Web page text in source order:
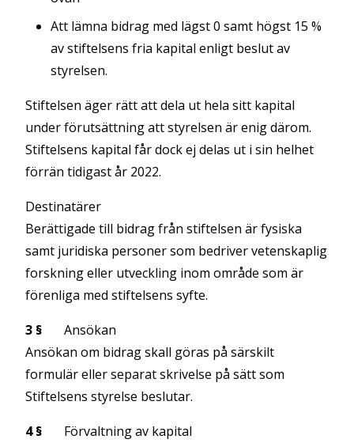
Att lämna bidrag med lägst 0 samt högst 15 %
av stiftelsens fria kapital enligt beslut av
styrelsen.
Stiftelsen äger rätt att dela ut hela sitt kapital
under förutsättning att styrelsen är enig därom.
Stiftelsens kapital får dock ej delas ut i sin helhet
förrän tidigast år 2022.
Destinatärer
Berättigade till bidrag från stiftelsen är fysiska
samt juridiska personer som bedriver vetenskaplig
forskning eller utveckling inom område som är
förenliga med stiftelsens syfte.
3 § Ansökan
Ansökan om bidrag skall göras på särskilt
formulär eller separat skrivelse på sätt som
Stiftelsens styrelse beslutar.
4 § Förvaltning av kapital